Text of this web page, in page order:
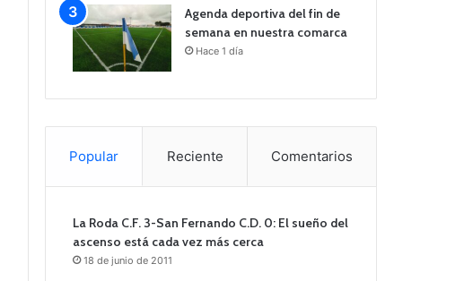
Agenda deportiva del fin de
semana en nuestra comarca
Hace 1 día
Popular Reciente Comentarios
La Roda C.F. 3-San Fernando C.D. 0: El sueño del
ascenso está cada vez más cerca
18 de junio de 2011